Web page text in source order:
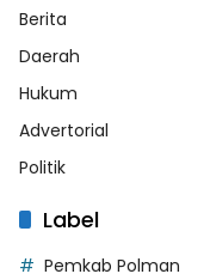
Berita
Daerah
Hukum
Advertorial
Politik
Label
Pemkab Polman